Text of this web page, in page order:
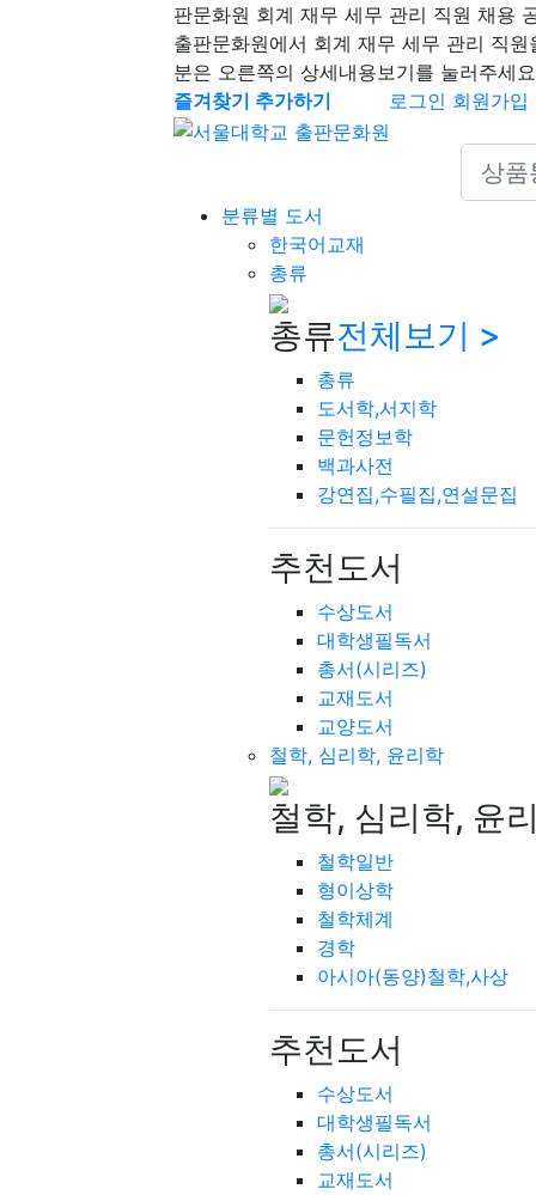
판문화원 회계 재무 세무 관리 직원 채용
출판문화원에서 회계 재무 세무 관리 직
분은 오른쪽의 상세내용보기를 눌러주세
즐겨찾기 추가하기
로그인 회원가입
Search
분류별 도서
한국어교재
총류
총류전체보기 >
총류
도서학,서지학
문헌정보학
백과사전
강연집,수필집,연설문집
추천도서
수상도서
대학생필독서
총서(시리즈)
교재도서
교양도서
철학, 심리학, 윤리학
철학, 심리학, 윤
철학일반
형이상학
철학체계
경학
아시아(동양)철학,사상
추천도서
수상도서
대학생필독서
총서(시리즈)
교재도서